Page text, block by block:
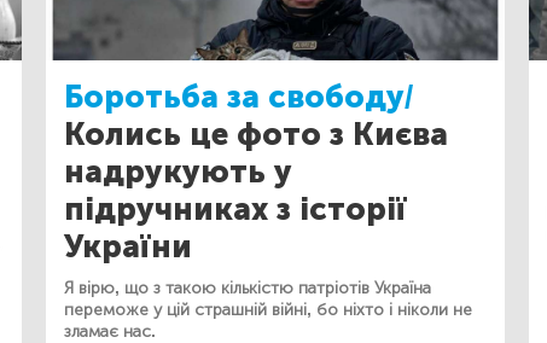
Боротьба за свободу/
Колись це фото з Києва
надрукують у
підручниках з історії
України
Я вірю, що з такою кількістю патріотів Україна
переможе у цій страшній війні, бо ніхто і ніколи не
зламає нас.